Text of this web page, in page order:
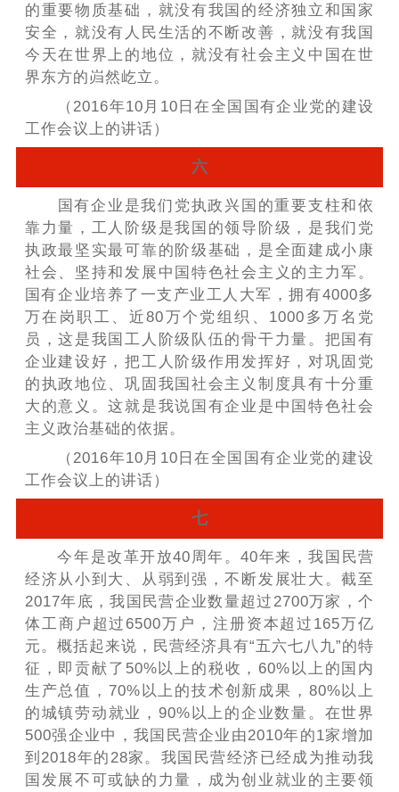
的重要物质基础，就没有我国的经济独立和国家
安全，就没有人民生活的不断改善，就没有我国
今天在世界上的地位，就没有社会主义中国在世
界东方的岿然屹立。
（2016年10月10日在全国国有企业党的建设
工作会议上的讲话）
六
国有企业是我们党执政兴国的重要支柱和依
靠力量，工人阶级是我国的领导阶级，是我们党
执政最坚实最可靠的阶级基础，是全面建成小康
社会、坚持和发展中国特色社会主义的主力军。
国有企业培养了一支产业工人大军，拥有4000多
万在岗职工、近80万个党组织、1000多万名党
员，这是我国工人阶级队伍的骨干力量。把国有
企业建设好，把工人阶级作用发挥好，对巩固党
的执政地位、巩固我国社会主义制度具有十分重
大的意义。这就是我说国有企业是中国特色社会
主义政治基础的依据。
（2016年10月10日在全国国有企业党的建设
工作会议上的讲话）
七
今年是改革开放40周年。40年来，我国民营
经济从小到大、从弱到强，不断发展壮大。截至
2017年底，我国民营企业数量超过2700万家，个
体工商户超过6500万户，注册资本超过165万亿
元。概括起来说，民营经济具有“五六七八九”的特
征，即贡献了50%以上的税收，60%以上的国内
生产总值，70%以上的技术创新成果，80%以上
的城镇劳动就业，90%以上的企业数量。在世界
500强企业中，我国民营企业由2010年的1家增加
到2018年的28家。我国民营经济已经成为推动我
国发展不可或缺的力量，成为创业就业的主要领